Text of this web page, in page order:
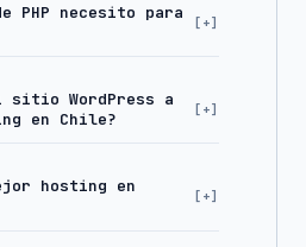
PHP necesito para
sitio WordPress a
en Chile?
hosting en